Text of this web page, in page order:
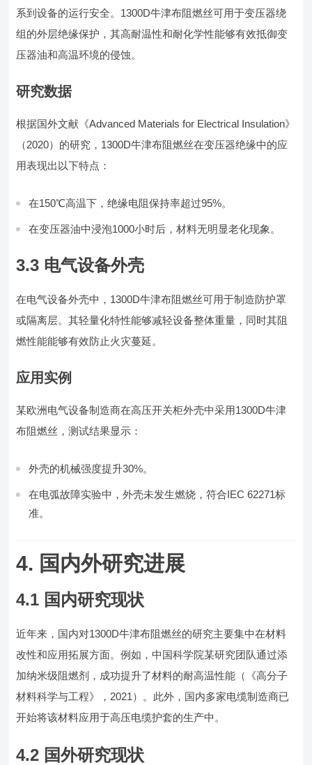
系到设备的运行安全。1300D牛津布阻燃丝可用于变压器绕
组的外层绝缘保护，其高耐温性和耐化学性能够有效抵御变
压器油和高温环境的侵蚀。
研究数据
根据国外文献《Advanced Materials for Electrical Insulation》
（2020）的研究，1300D牛津布阻燃丝在变压器绝缘中的应
用表现出以下特点：
在150℃高温下，绝缘电阻保持率超过95%。
在变压器油中浸泡1000小时后，材料无明显老化现象。
3.3 电气设备外壳
在电气设备外壳中，1300D牛津布阻燃丝可用于制造防护罩
或隔离层。其轻量化特性能够减轻设备整体重量，同时其阻
燃性能能够有效防止火灾蔓延。
应用实例
某欧洲电气设备制造商在高压开关柜外壳中采用1300D牛津
布阻燃丝，测试结果显示：
外壳的机械强度提升30%。
在电弧故障实验中，外壳未发生燃烧，符合IEC 62271标
准。
4. 国内外研究进展
4.1 国内研究现状
近年来，国内对1300D牛津布阻燃丝的研究主要集中在材料
改性和应用拓展方面。例如，中国科学院某研究团队通过添
加纳米级阻燃剂，成功提升了材料的耐高温性能（《高分子
材料科学与工程》，2021）。此外，国内多家电缆制造商已
开始将该材料应用于高压电缆护套的生产中。
4.2 国外研究现状